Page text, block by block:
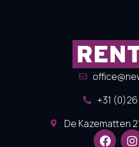
+31
De Kazematten